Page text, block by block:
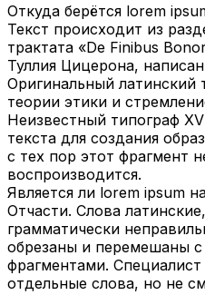
Откуда берётся lorem
Текст происходит из
трактата «De Finibus
Туллия Цицерона,
Оригинальный латинский
теории этики и
Неизвестный типограф
текста для создания
с тех пор этот фрагмент
воспроизводится.
Является ли lorem ipsum
Отчасти. Слова
грамматически
обрезаны и перемешаны
фрагментами.
отдельные слова, но не